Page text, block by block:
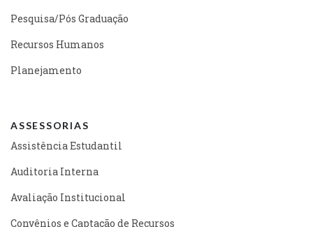
Pesquisa/Pós Graduação
Recursos Humanos
Planejamento
ASSESSORIAS
Assistência Estudantil
Auditoria Interna
Avaliação Institucional
Convênios e Captação de Recursos